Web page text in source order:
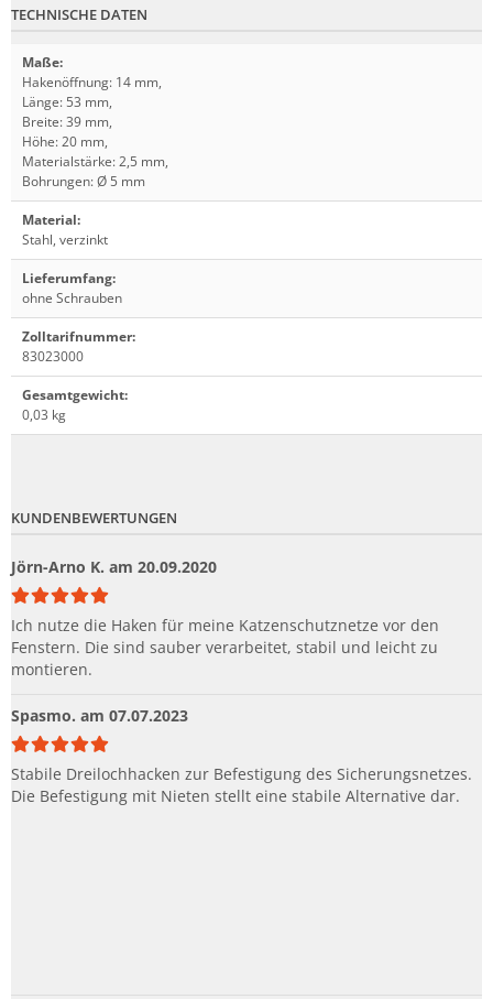
TECHNISCHE DATEN
Maße:
Hakenöffnung: 14 mm,
Länge: 53 mm,
Breite: 39 mm,
Höhe: 20 mm,
Materialstärke: 2,5 mm,
Bohrungen: Ø 5 mm
Material:
Stahl, verzinkt
Lieferumfang:
ohne Schrauben
Zolltarifnummer:
83023000
Gesamtgewicht:
0,03 kg
KUNDENBEWERTUNGEN
Jörn-Arno K. am 20.09.2020
Ich nutze die Haken für meine Katzenschutznetze vor den
Fenstern. Die sind sauber verarbeitet, stabil und leicht zu
montieren.
Spasmo. am 07.07.2023
Stabile Dreilochhacken zur Befestigung des Sicherungsnetzes.
Die Befestigung mit Nieten stellt eine stabile Alternative dar.